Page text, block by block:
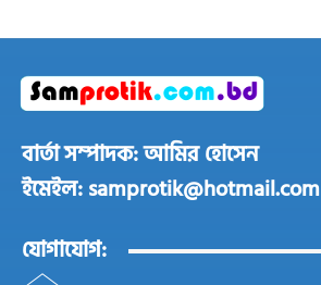
বার্তা সম্পাদক: আমির হোসেন
ইমেইল: samprotik@hotmail.com
যোগাযোগ: